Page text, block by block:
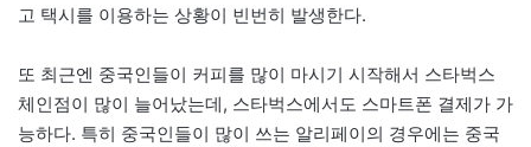
고 택시를 이용하는 상황이 빈번히 발생한다.
또 최근엔 중국인들이 커피를 많이 마시기 시작해서 스타벅스
체인점이 많이 늘어났는데, 스타벅스에서도 스마트폰 결제가 가
능하다. 특히 중국인들이 많이 쓰는 알리페이의 경우에는 중국